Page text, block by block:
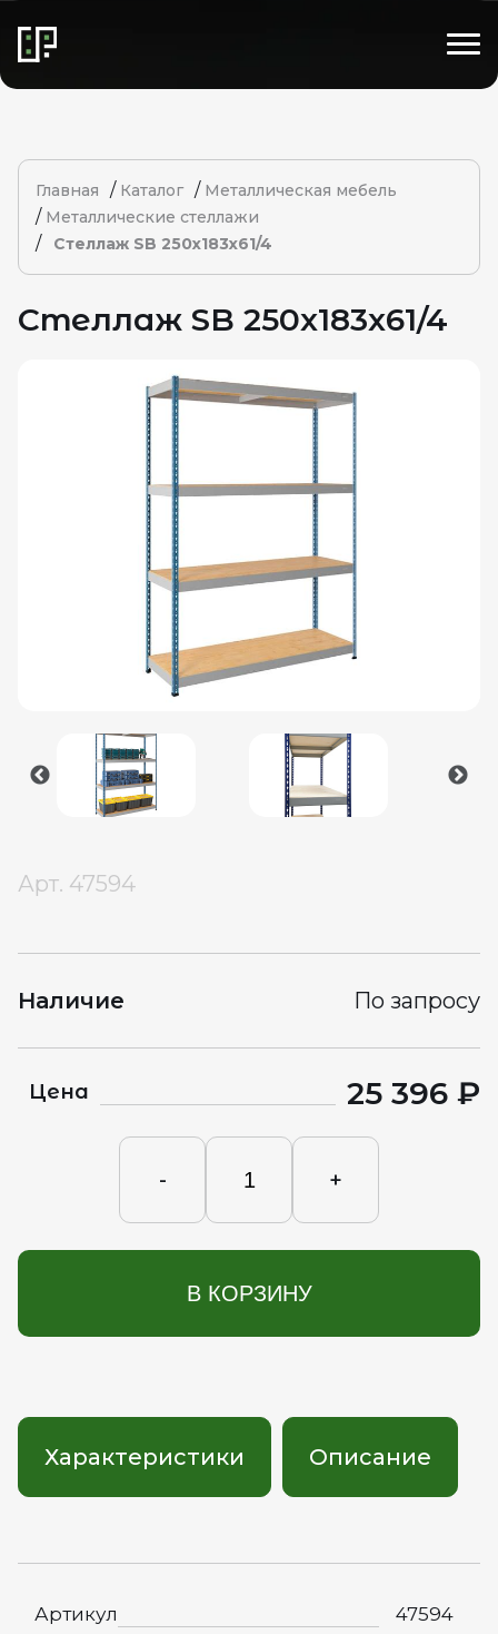
Главная / Каталог / Металлическая мебель
/ Металлические стеллажи
/ Стеллаж SB 250x183x61/4
Стеллаж SB 250x183x61/4
Арт. 47594
Наличие По запросу
Цена 25 396 ₽
- +
В КОРЗИНУ
Характеристики Описание
Артикул 47594